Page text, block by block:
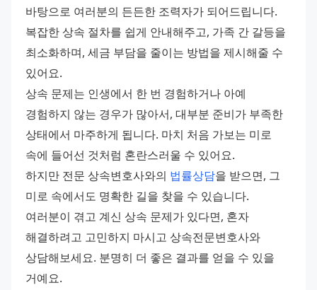
바탕으로 여러분의 든든한 조력자가 되어드립니다.
복잡한 상속 절차를 쉽게 안내해주고, 가족 간 갈등을
최소화하며, 세금 부담을 줄이는 방법을 제시해줄 수
있어요.
상속 문제는 인생에서 한 번 경험하거나 아예
경험하지 않는 경우가 많아서, 대부분 준비가 부족한
상태에서 마주하게 됩니다. 마치 처음 가보는 미로
속에 들어선 것처럼 혼란스러울 수 있어요.
하지만 전문 상속변호사와의 법률상담을 받으면, 그
미로 속에서도 명확한 길을 찾을 수 있습니다.
여러분이 겪고 계신 상속 문제가 있다면, 혼자
해결하려고 고민하지 마시고 상속전문변호사와
상담해보세요. 분명히 더 좋은 결과를 얻을 수 있을
거예요.